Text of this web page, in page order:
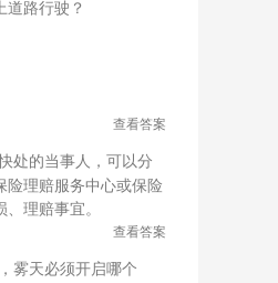
道路行驶？
查看答案
处的当事人，可以分
险理赔服务中心或保险
理赔事宜。
查看答案
雾天必须开启哪个